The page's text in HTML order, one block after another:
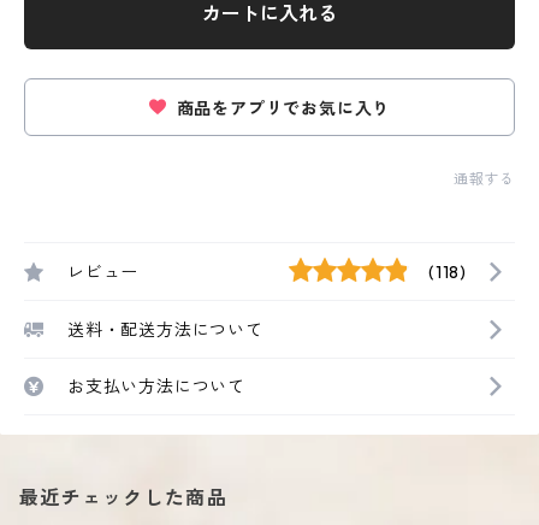
カートに入れる
商品をアプリでお気に入り
通報する
レビュー (118)
送料・配送方法について
お支払い方法について
最近チェックした商品